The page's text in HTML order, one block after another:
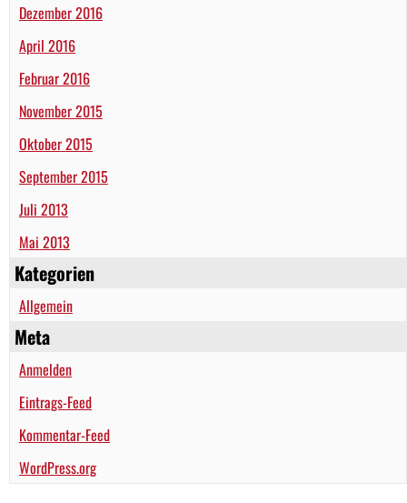
Dezember 2016
April 2016
Februar 2016
November 2015
Oktober 2015
September 2015
Juli 2013
Mai 2013
Kategorien
Allgemein
Meta
Anmelden
Eintrags-Feed
Kommentar-Feed
WordPress.org